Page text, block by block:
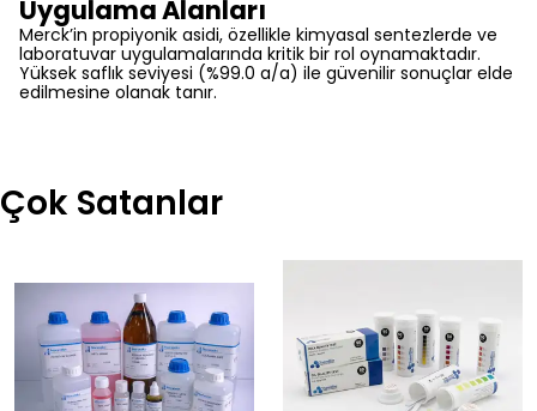
Uygulama Alanları
Merck’in propiyonik asidi, özellikle kimyasal sentezlerde ve
laboratuvar uygulamalarında kritik bir rol oynamaktadır.
Yüksek saflık seviyesi (%99.0 a/a) ile güvenilir sonuçlar elde
edilmesine olanak tanır.
Çok Satanlar